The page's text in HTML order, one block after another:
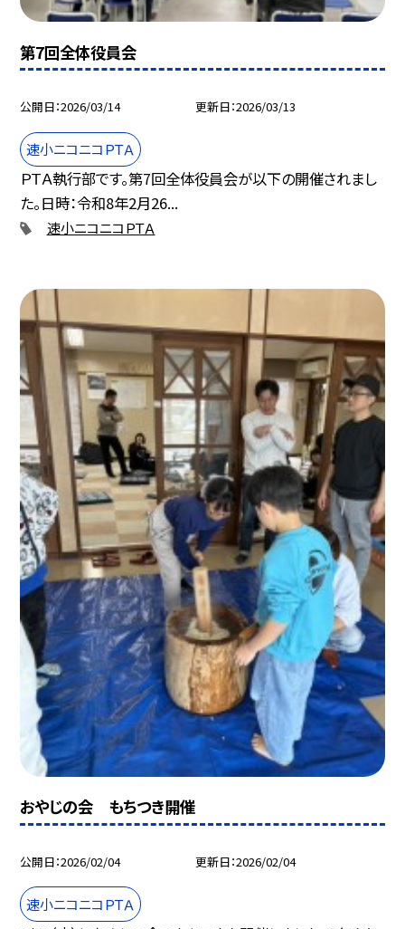
第7回全体役員会
公開日 2026/03/14 更新日 2026/03/13
速小ニコニコＰＴＡ
ＰＴＡ執行部です。第7回全体役員会が以下の開催されまし
た。日時：令和8年2月26...
速小ニコニコＰＴＡ
おやじの会 もちつき開催
公開日 2026/02/04 更新日 2026/02/04
速小ニコニコＰＴＡ